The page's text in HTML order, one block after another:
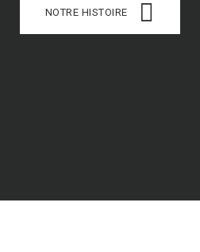
NOTRE HISTOIRE